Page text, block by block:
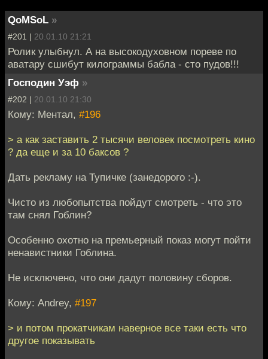
QoMSoL »
#201 | 20.01.10 21:21
Ролик улыбнул. А на высокодуховном пореве по
аватару сшибут килограммы бабла - сто пудов!!!
Господин Уэф »
#202 | 20.01.10 21:30
Кому: Ментал, #196
> а как заставить 2 тысячи веловек посмотреть кино
? да еще и за 10 баксов ?
Дать рекламу на Тупичке (занедорого :-).
Чисто из любопытства пойдут смотреть - что это
там снял Гоблин?
Особенно охотно на премьерный показ могут пойти
ненавистники Гоблина.
Не исключено, что они дадут половину сборов.
Кому: Andrey, #197
> и потом прокатчикам наверное все таки есть что
другое показывать